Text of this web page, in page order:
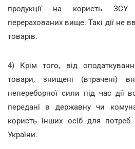
продукції на користь ЗСУ
перерахованих вище. Такі дії не
товарів.
4) Крім того, від
товари, знищені (втрачені)
непереборної сили під час дії
передані в державну чи
користь інших осіб для потреб
України.